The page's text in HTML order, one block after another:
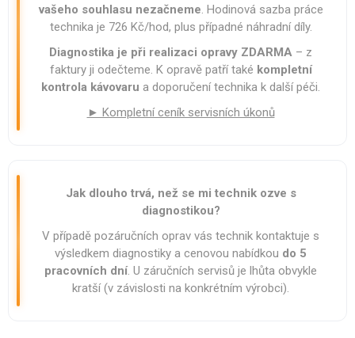
vašeho souhlasu nezačneme. Hodinová sazba práce
technika je 726 Kč/hod, plus případné náhradní díly.
Diagnostika je při realizaci opravy ZDARMA – z
faktury ji odečteme. K opravě patří také kompletní
kontrola kávovaru a doporučení technika k další péči.
► Kompletní ceník servisních úkonů
Jak dlouho trvá, než se mi technik ozve s
diagnostikou?
V případě pozáručních oprav vás technik kontaktuje s
výsledkem diagnostiky a cenovou nabídkou do 5
pracovních dní. U záručních servisů je lhůta obvykle
kratší (v závislosti na konkrétním výrobci).